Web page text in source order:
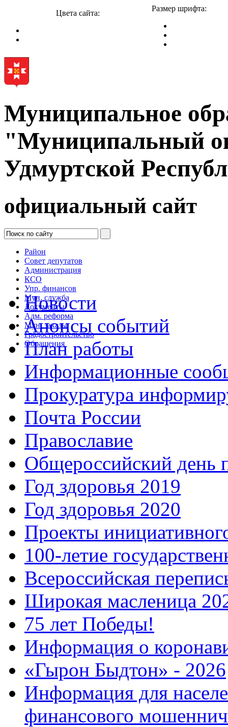
Цвета сайта:
Размер шрифта:
Муниципальное
"Муниципальный
Удмуртской
официальный сайт
Район
Совет депутатов
Администрация
КСО
Упр. финансов
Мун. служба
Документы
Адм. реформа
Мун. заказы
Градостроительство
Обращения
Новости
Анонсы событий
План работы
Информационные
Прокуратура
Почта России
Православие
Общероссийский день
Год здоровья 2019
Год здоровья 2020
Проекты
100-летие
Всероссийская
Широкая масленица
75 лет Победы!
Информация о
«Гырон Быдтон» - 2026
Информация для
финансового